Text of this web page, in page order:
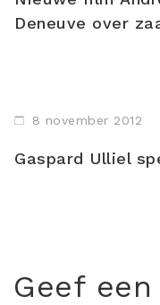
Deneuve over
8 november 2012
Gaspard Ulliel
Geef